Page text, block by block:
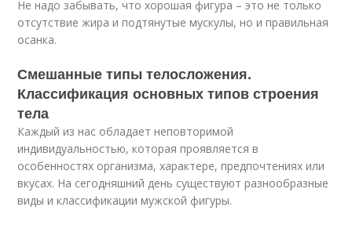
Не надо забывать, что хорошая фигура – это не только
отсутствие жира и подтянутые мускулы, но и правильная
осанка.
Смешанные типы телосложения.
Классификация основных типов строения
тела
Каждый из нас обладает неповторимой
индивидуальностью, которая проявляется в
особенностях организма, характере, предпочтениях или
вкусах. На сегодняшний день существуют разнообразные
виды и классификации мужской фигуры.